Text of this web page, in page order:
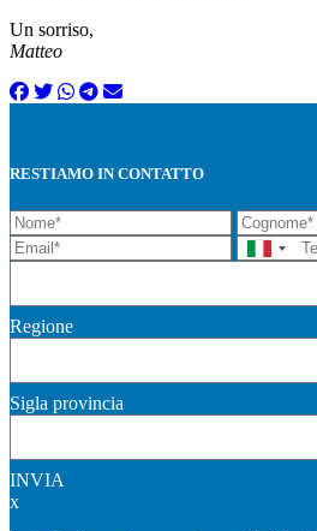
Un sorriso,
Matteo
RESTIAMO IN CONTATTO
Regione
Sigla provincia
INVIA
x